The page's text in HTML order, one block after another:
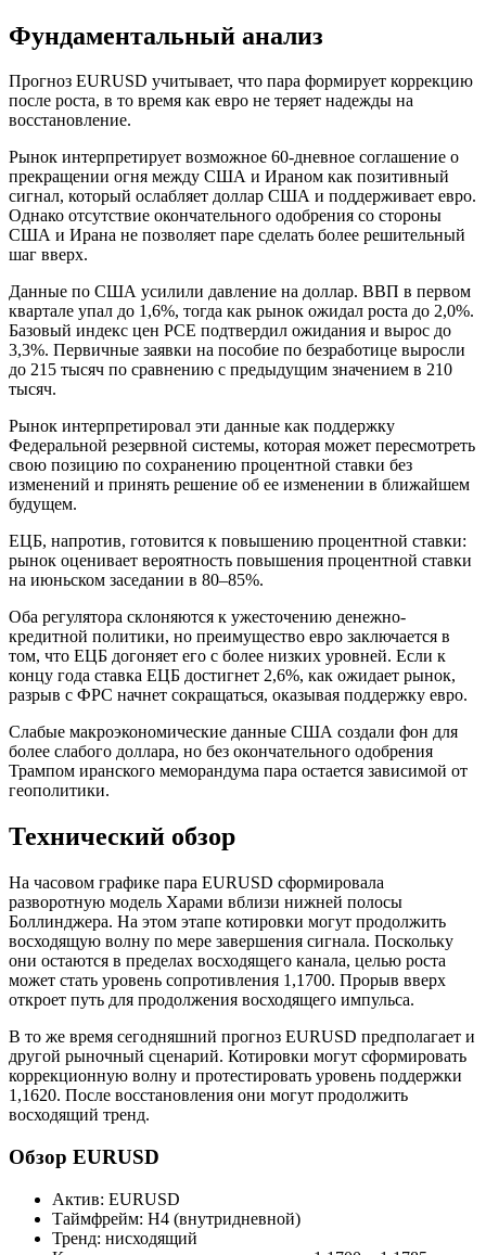
Фундаментальный анализ
Прогноз EURUSD учитывает, что пара формирует коррекцию
после роста, в то время как евро не теряет надежды на
восстановление.
Рынок интерпретирует возможное 60-дневное соглашение о
прекращении огня между США и Ираном как позитивный
сигнал, который ослабляет доллар США и поддерживает евро.
Однако отсутствие окончательного одобрения со стороны
США и Ирана не позволяет паре сделать более решительный
шаг вверх.
Данные по США усилили давление на доллар. ВВП в первом
квартале упал до 1,6%, тогда как рынок ожидал роста до 2,0%.
Базовый индекс цен PCE подтвердил ожидания и вырос до
3,3%. Первичные заявки на пособие по безработице выросли
до 215 тысяч по сравнению с предыдущим значением в 210
тысяч.
Рынок интерпретировал эти данные как поддержку
Федеральной резервной системы, которая может пересмотреть
свою позицию по сохранению процентной ставки без
изменений и принять решение об ее изменении в ближайшем
будущем.
ЕЦБ, напротив, готовится к повышению процентной ставки:
рынок оценивает вероятность повышения процентной ставки
на июньском заседании в 80–85%.
Оба регулятора склоняются к ужесточению денежно-
кредитной политики, но преимущество евро заключается в
том, что ЕЦБ догоняет его с более низких уровней. Если к
концу года ставка ЕЦБ достигнет 2,6%, как ожидает рынок,
разрыв с ФРС начнет сокращаться, оказывая поддержку евро.
Слабые макроэкономические данные США создали фон для
более слабого доллара, но без окончательного одобрения
Трампом иранского меморандума пара остается зависимой от
геополитики.
Технический обзор
На часовом графике пара EURUSD сформировала
разворотную модель Харами вблизи нижней полосы
Боллинджера. На этом этапе котировки могут продолжить
восходящую волну по мере завершения сигнала. Поскольку
они остаются в пределах восходящего канала, целью роста
может стать уровень сопротивления 1,1700. Прорыв вверх
откроет путь для продолжения восходящего импульса.
В то же время сегодняшний прогноз EURUSD предполагает и
другой рыночный сценарий. Котировки могут сформировать
коррекционную волну и протестировать уровень поддержки
1,1620. После восстановления они могут продолжить
восходящий тренд.
Обзор EURUSD
Актив: EURUSD
Таймфрейм: H4 (внутридневной)
Тренд: нисходящий